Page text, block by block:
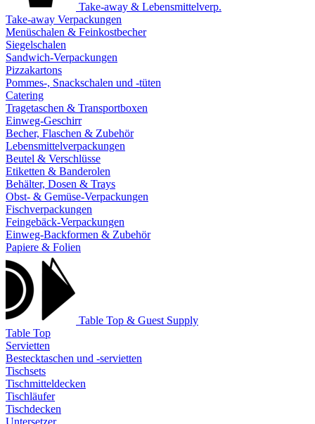
Take-away & Lebensmittelverp.
Take-away Verpackungen
Menüschalen & Feinkostbecher
Siegelschalen
Sandwich-Verpackungen
Pizzakartons
Pommes-, Snackschalen und -tüten
Catering
Tragetaschen & Transportboxen
Einweg-Geschirr
Becher, Flaschen & Zubehör
Lebensmittelverpackungen
Beutel & Verschlüsse
Etiketten & Banderolen
Behälter, Dosen & Trays
Obst- & Gemüse-Verpackungen
Fischverpackungen
Feingebäck-Verpackungen
Einweg-Backformen & Zubehör
Papiere & Folien
Table Top & Guest Supply
Table Top
Servietten
Bestecktaschen und -servietten
Tischsets
Tischmitteldecken
Tischläufer
Tischdecken